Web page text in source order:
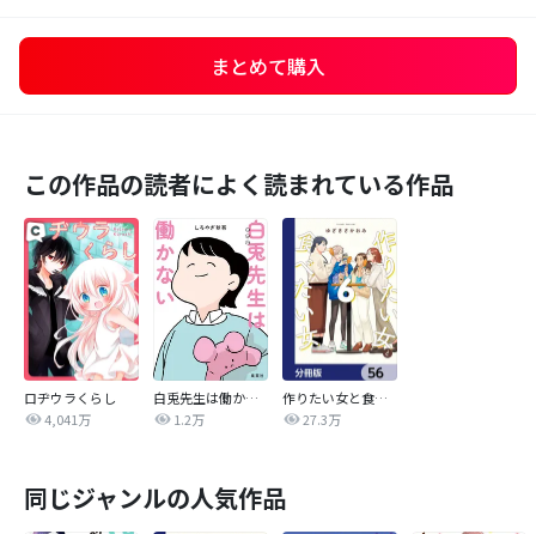
まとめて購入
この作品の読者によく読まれている作品
ロヂウラくらし
4,041万
白兎先生は働かない【タテヨミ】
1.2万
作りたい女と食べたい女【分冊版】
27.3万
同じジャンルの人気作品